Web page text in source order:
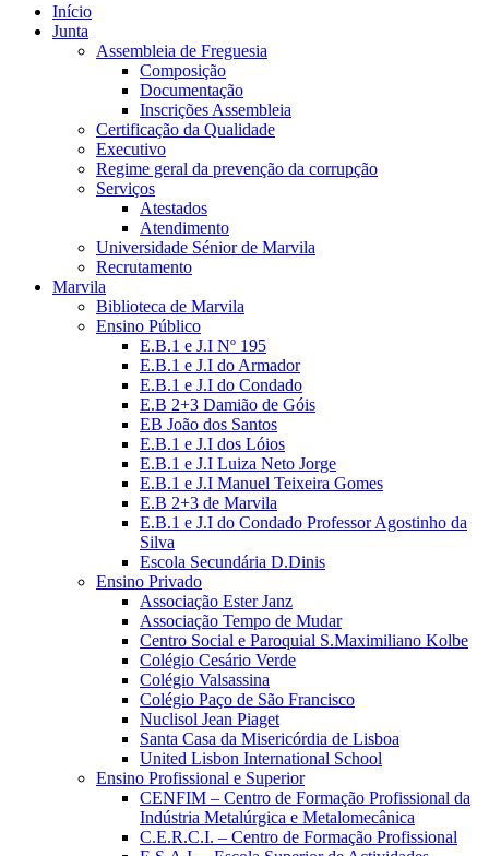
Início
Junta
Assembleia de Freguesia
Composição
Documentação
Inscrições Assembleia
Certificação da Qualidade
Executivo
Regime geral da prevenção da corrupção
Serviços
Atestados
Atendimento
Universidade Sénior de Marvila
Recrutamento
Marvila
Biblioteca de Marvila
Ensino Público
E.B.1 e J.I Nº 195
E.B.1 e J.I do Armador
E.B.1 e J.I do Condado
E.B 2+3 Damião de Góis
EB João dos Santos
E.B.1 e J.I dos Lóios
E.B.1 e J.I Luiza Neto Jorge
E.B.1 e J.I Manuel Teixeira Gomes
E.B 2+3 de Marvila
E.B.1 e J.I do Condado Professor Agostinho da
Silva
Escola Secundária D.Dinis
Ensino Privado
Associação Ester Janz
Associação Tempo de Mudar
Centro Social e Paroquial S.Maximiliano Kolbe
Colégio Cesário Verde
Colégio Valsassina
Colégio Paço de São Francisco
Nuclisol Jean Piaget
Santa Casa da Misericórdia de Lisboa
United Lisbon International School
Ensino Profissional e Superior
CENFIM – Centro de Formação Profissional da
Indústria Metalúrgica e Metalomecânica
C.E.R.C.I. – Centro de Formação Profissional